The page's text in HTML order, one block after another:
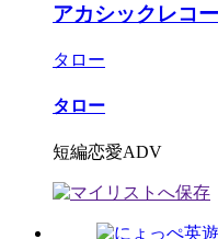
アカシックレコ
タロー
タロー
短編恋愛ADV